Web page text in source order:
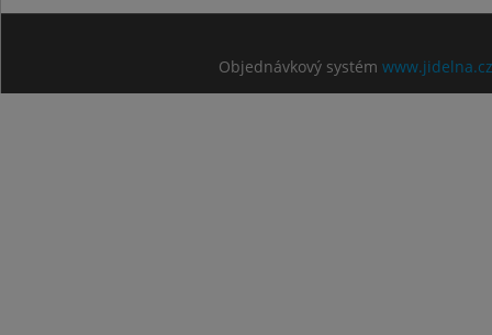
Objednávkový systém www.jidelna.cz